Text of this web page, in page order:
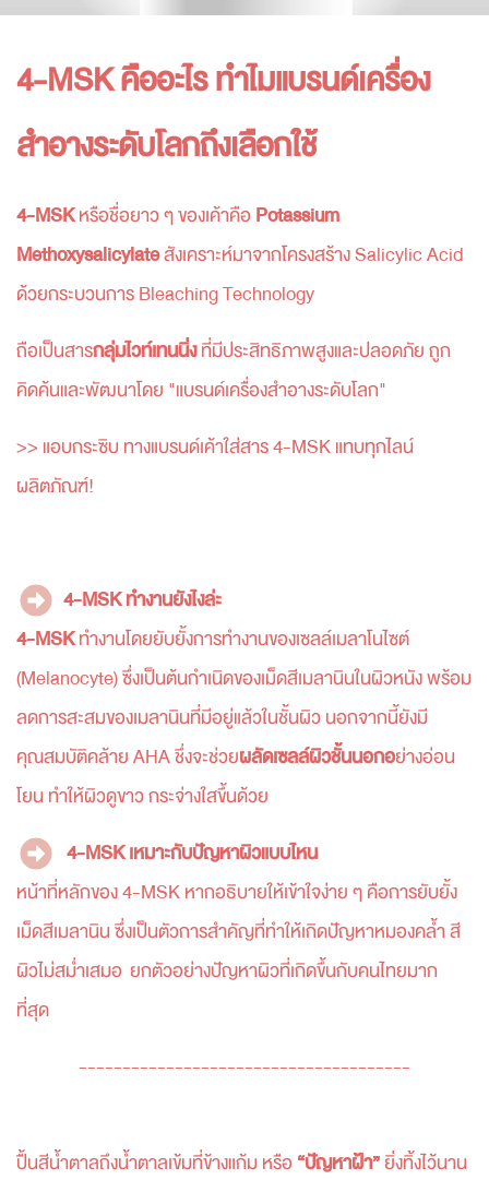
4-MSK คืออะไร ทำไมแบรนด์เครื่อง
สำอางระดับโลกถึงเลือกใช้
4-MSKหรือชื่อยาว ๆ ของเค้าคือ Potassium
Methoxysalicylateสังเคราะห์มาจากโครงสร้าง Salicylic Acid
ด้วยกระบวนการ Bleaching Technology
ถือเป็นสารกลุ่มไวท์เทนนิ่งที่มีประสิทธิภาพสูงและปลอดภัย ถูก
คิดค้นและพัฒนาโดย "แบรนด์เครื่องสำอางระดับโลก"
>> แอบกระซิบ ทางแบรนด์เค้าใส่สาร 4-MSK แทบทุกไลน์
ผลิตภัณฑ์!
4-MSK ทำงานยังไงล่ะ
4-MSKทำงานโดยยับยั้งการทำงานของเซลล์เมลาโนไซต์
(Melanocyte) ซึ่งเป็นต้นกำเนิดของเม็ดสีเมลานินในผิวหนัง พร้อม
ลดการสะสมของเมลานินที่มีอยู่แล้วในชั้นผิว นอกจากนี้ยังมี
คุณสมบัติคล้าย AHA ชึ่งจะช่วยผลัดเซลล์ผิวชั้นนอกอย่างอ่อน
โยน ทำให้ผิวดูขาว กระจ่างใสขึ้นด้วย
4-MSK เหมาะกับปัญหาผิวแบบไหน
หน้าที่หลักของ 4-MSK หากอธิบายให้เข้าใจง่าย ๆ คือการยับยั้ง
เม็ดสีเมลานิน ซึ่งเป็นตัวการสำคัญที่ทำให้เกิดปัญหาหมองคล้ำ สี
ผิวไม่สม่ำเสมอ ยกตัวอย่างปัญหาผิวที่เกิดขึ้นกับคนไทยมาก
ที่สุด
--------------------------------------
ปื้นสีน้ำตาลถึงน้ำตาลเข้มที่ข้างแก้ม หรือ “ปัญหาฝ้า”ยิ่งทิ้งไว้นาน